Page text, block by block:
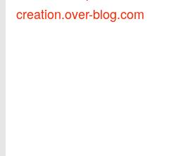
creation.over-blog.com